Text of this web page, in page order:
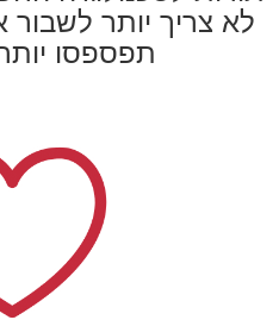
לא צריך יותר
תפספסו